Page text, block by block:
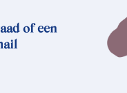
of een